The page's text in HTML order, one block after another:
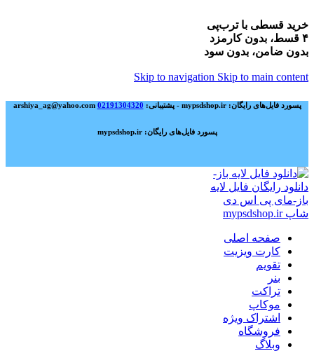
خرید قسطی با ترب‌پی
۴ قسط، بدون کارمزد
بدون ضامن، بدون سود
Skip to navigation Skip to main content
پسورد فایل‌های رایگان: mypsdshop.ir - پشتیبانی: arshiya_ag@yahoo.com 02191304320
پسورد فایل‌های رایگان: mypsdshop.ir
صفحه اصلی
کارت ویزیت
تقویم
بنر
تراکت
موکاپ
اشتراک ویژه
فروشگاه
وبلاگ